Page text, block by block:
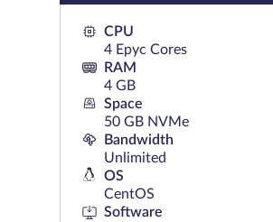
CPU
4 Epyc Cores
RAM
4 GB
Space
50 GB NVMe
Bandwidth
Unlimited
OS
CentOS
Software